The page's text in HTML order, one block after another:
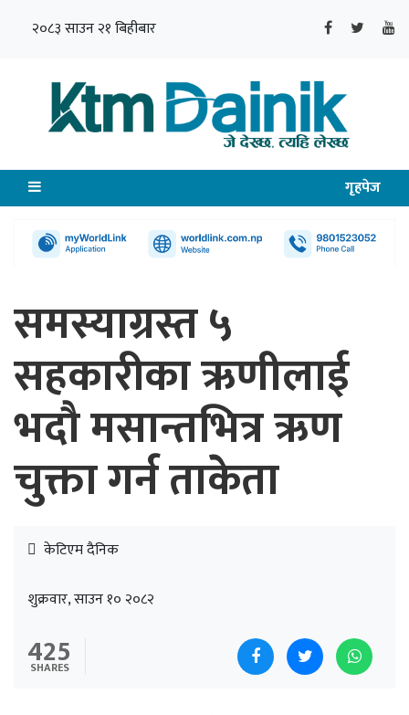
२०८३ साउन २१ बिहीबार
गृहपेज
समस्याग्रस्त ५
सहकारीका ऋणीलाई
भदौ मसान्तभित्र ऋण
चुक्ता गर्न ताकेता
केटिएम दैनिक
शुक्रवार, साउन १० २०८२
425
SHARES